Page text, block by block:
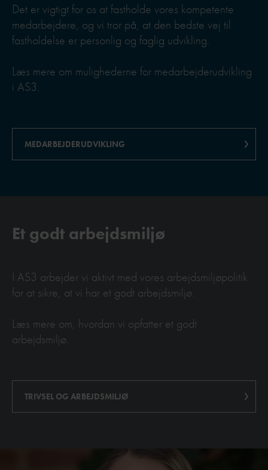
Det er vigtigt for os at fastholde vores kompetente
medarbejdere, og vi tror på, at den bedste vej til
fastholdelse er personlig og faglig udvikling.
Læs mere om mulighederne for medarbejderudvikling
i AS3.
MEDARBEJDERUDVIKLING
Et godt arbejdsmiljø
I AS3 arbejder vi aktivt med vores arbejdsmiljøpolitik
for at sikre, at vi har et godt arbejdsmiljø.
Læs mere om, hvordan vi opfatter et godt
arbejdsmiljø.
TRIVSEL OG ARBEJDSMILJØ